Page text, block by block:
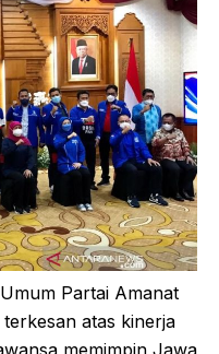
Partai Amanat
atas kinerja
memimpin Jawa